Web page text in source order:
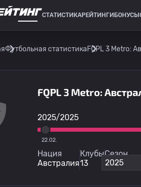
СТАТИСТИКАРЕЙТИНГИ БОНУСЫ
Футбольная статистикаFQPL 3 Metro:
FQPL 3 Metro:
2025/2025
22.02.
Нация
Австралия
Клубы
13
Сезон
2025